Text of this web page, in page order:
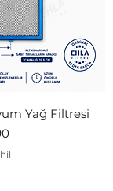
Yağ Filtresi